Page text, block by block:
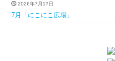
2026年7月17日
7月「にこにこ広場」